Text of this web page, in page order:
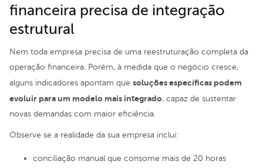
financeira precisa de integração
estrutural
Nem toda empresa precisa de uma reestruturação completa da
operação financeira. Porém, à medida que o negócio cresce,
alguns indicadores apontam que soluções específicas podem
evoluir para um modelo mais integrado, capaz de sustentar
novas demandas com maior eficiência.
Observe se a realidade da sua empresa inclui:
conciliação manual que consome mais de 20 horas